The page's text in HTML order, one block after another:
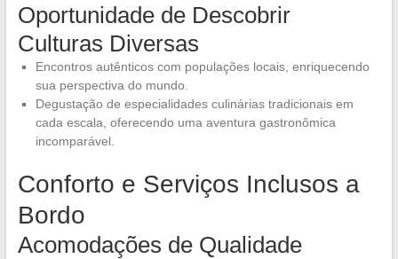
Oportunidade de Descobrir
Culturas Diversas
Encontros autênticos com populações locais, enriquecendo
sua perspectiva do mundo.
Degustação de especialidades culinárias tradicionais em
cada escala, oferecendo uma aventura gastronômica
incomparável.
Conforto e Serviços Inclusos a
Bordo
Acomodações de Qualidade